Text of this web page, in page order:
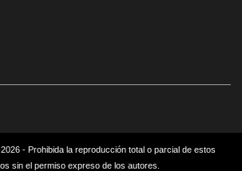
- Prohibida la reproducción total o parcial de estos
sin el permiso expreso de los autores.